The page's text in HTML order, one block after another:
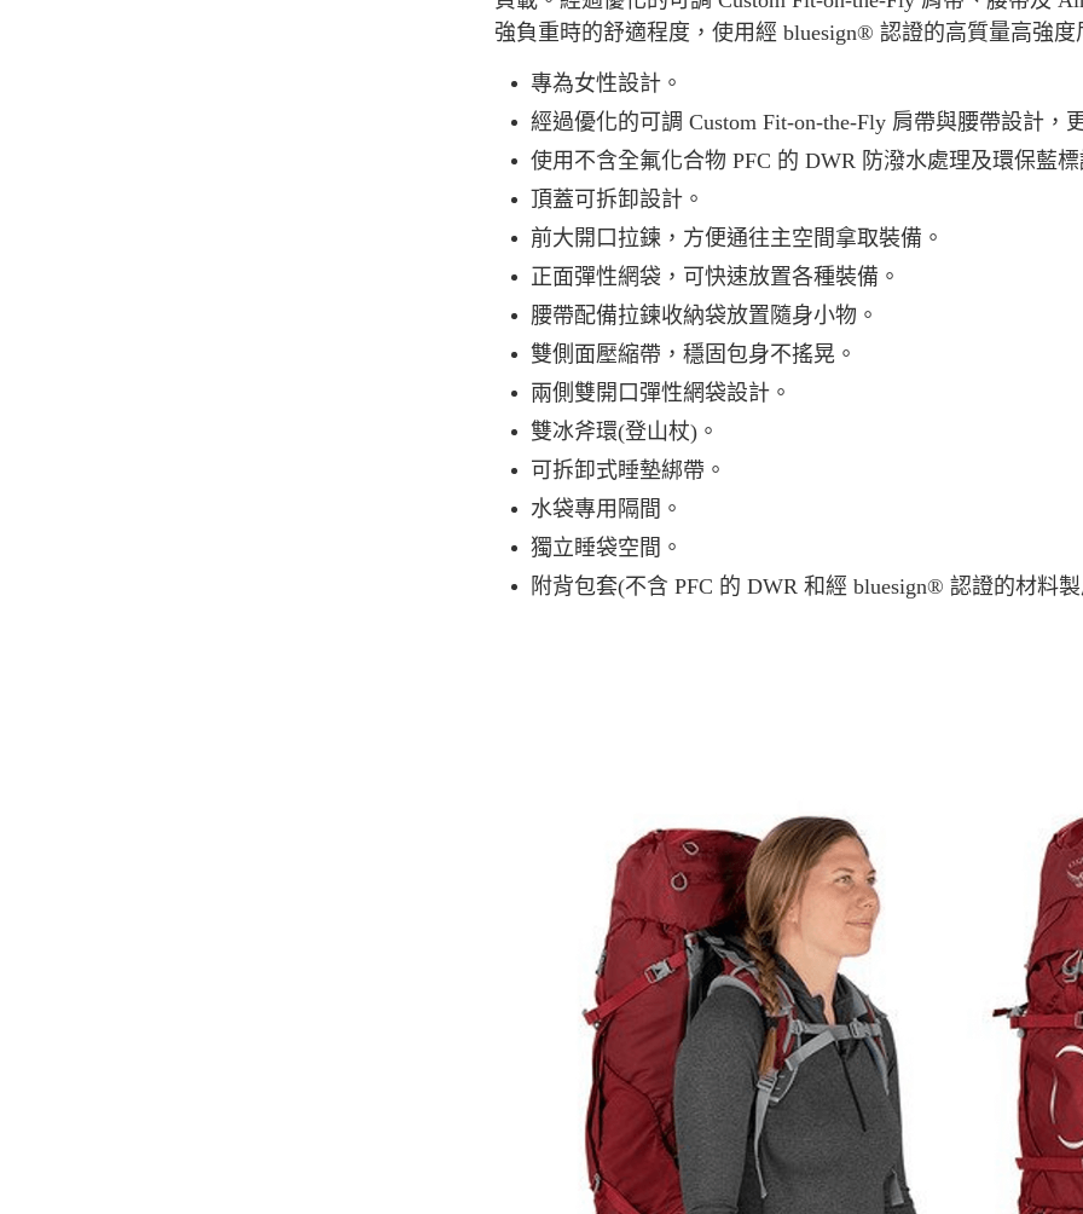
每筆
付款後門
強負重時的舒適程度，使用經 bluesign® 認證的高質量高強
專為女性設計。
經過優化的可調 Custom Fit-on-the-Fly 肩帶與腰帶設計
使用不含全氟化合物 PFC 的 DWR 防潑水處理及環保藍
頂蓋可拆卸設計。
前大開口拉鍊，方便通往主空間拿取裝備。
正面彈性網袋，可快速放置各種裝備。
腰帶配備拉鍊收納袋放置隨身小物。
雙側面壓縮帶，穩固包身不搖晃。
兩側雙開口彈性網袋設計。
雙冰斧環(登山杖)。
可拆卸式睡墊綁帶。
水袋專用隔間。
獨立睡袋空間。
附背包套(不含 PFC 的 DWR 和經 bluesign® 認證的材料